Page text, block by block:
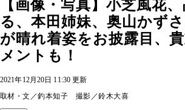
【画像・写真】小芝風花
る、本田姉妹、奥山かず
が晴れ着姿をお披露目、
メントも！
2021年12月20日 11:30 更新
取材・文／釣本知子 撮影／鈴木大喜